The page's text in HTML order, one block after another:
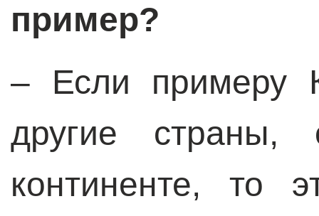
пример?
– Если примеру
другие
континенте, то